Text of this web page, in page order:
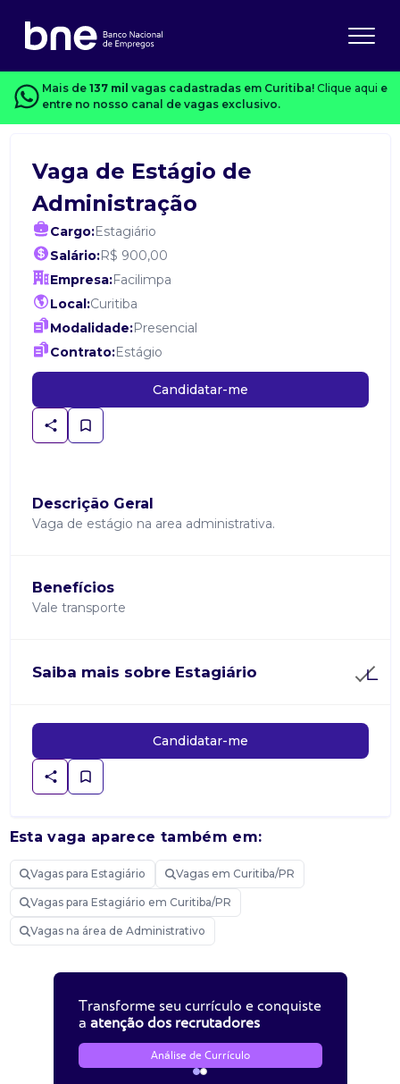
Mais de 137 mil vagas cadastradas em Curitiba! Clique aqui e
entre no nosso canal de vagas exclusivo.
Vaga de Estágio de
Administração
Cargo:Estagiário
Salário:R$ 900,00
Empresa:Facilimpa
Local:Curitiba
Modalidade:Presencial
Contrato:Estágio
Candidatar-me
Descrição Geral
Vaga de estágio na area administrativa.
Benefícios
Vale transporte
Saiba mais sobre Estagiário
Candidatar-me
Esta vaga aparece também em:
Vagas para Estagiário Vagas em Curitiba/PR
Vagas para Estagiário em Curitiba/PR
Vagas na área de Administrativo
Transforme seu currículo e conquiste
a atenção dos recrutadores
Análise de Currículo